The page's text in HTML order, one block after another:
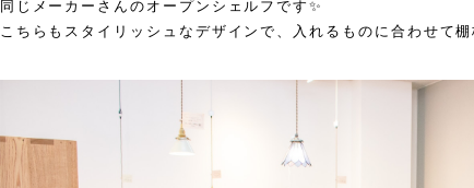
同じメーカーさんのオープンシェルフです✨
こちらもスタイリッシュなデザインで、入れるものに合わせて